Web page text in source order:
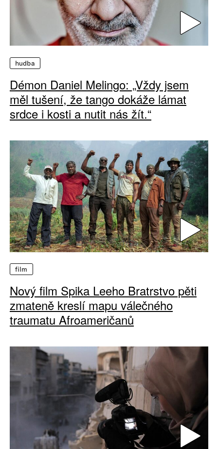
hudba
Démon Daniel Melingo: „Vždy jsem
měl tušení, že tango dokáže lámat
srdce i kosti a nutit nás žít.“
film
Nový film Spika Leeho Bratrstvo pěti
zmateně kreslí mapu válečného
traumatu Afroameričanů